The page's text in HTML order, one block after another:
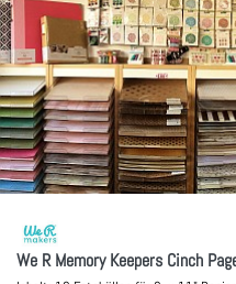
We R Memory Keepers Cinch